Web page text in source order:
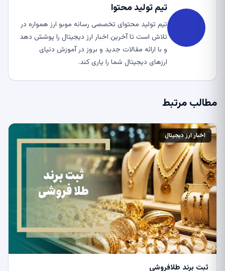
تیم تولید محتوا
تیم تولید محتوای تخصصی رسانه موبو ارز همواره در
تلاش است تا آخرین اخبار ارز دیجیتال را پوشش دهد
و با ارائه مقالات جدید و بروز در آموزش دنیای
ارزهای دیجیتال شما را یاری کند.
مطالب مرتبط
اخبار ارز دیجیتال
ثبت برند طلافروشی